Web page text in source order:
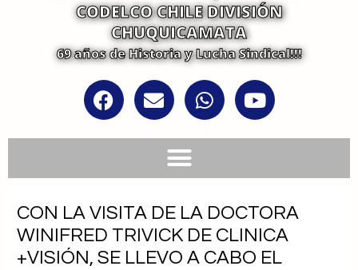
CODELCO CHILE DIVISIÓN
CHUQUICAMATA
69 años de Historia y Lucha Sindical!!!
a
c
k
n
v
e
h
a
p
o
u
CON LA VISITA DE LA DOCTORA
WINIFRED TRIVICK DE CLINICA
+VISIÓN, SE LLEVO A CABO EL